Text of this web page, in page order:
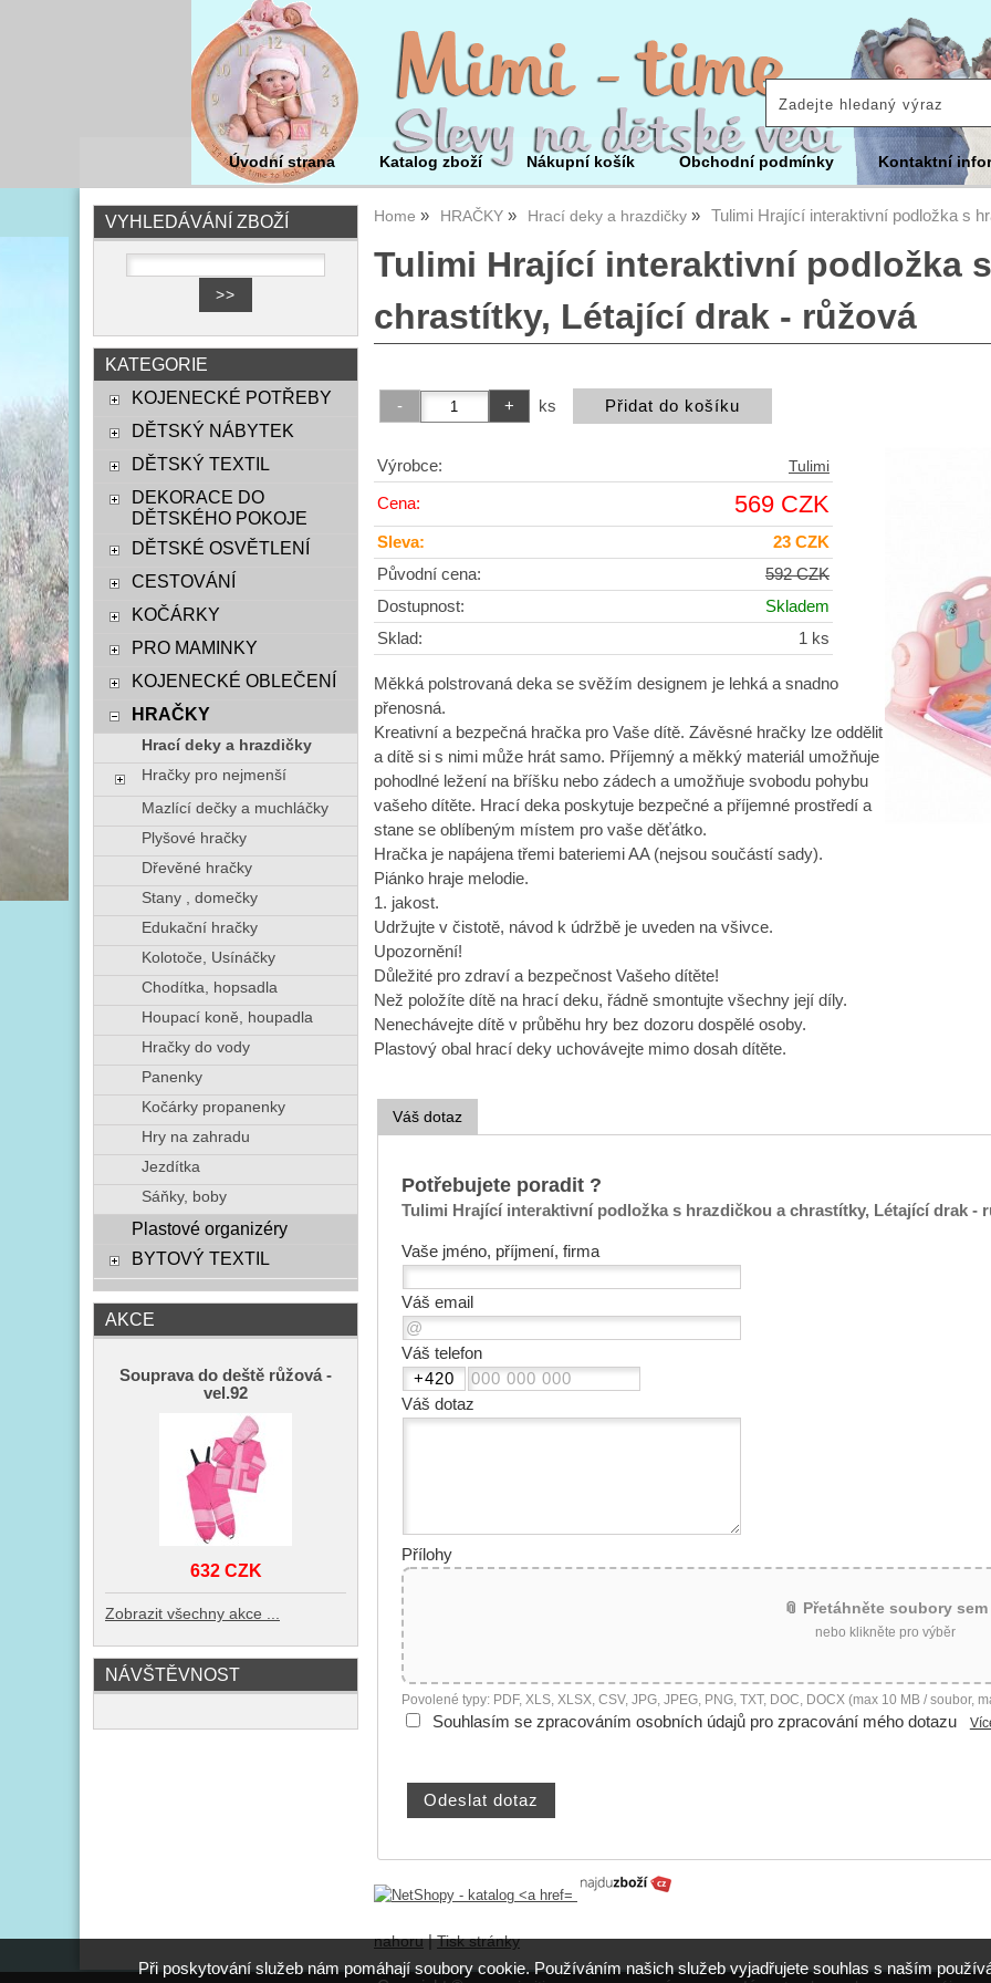
Úvodní strana Katalog zboží Nákupní košík Obchodní podmínky Kontaktní
Home HRAČKY Hrací deky a hrazdičky Tulimi Hrající interaktivní podložka s
Tulimi Hrající interaktivní podložka
chrastítky, Létající drak - růžová
ks
Výrobce: Tulimi
Cena: 569 CZK
Sleva:
23 CZK
Původní cena:
592 CZK
Dostupnost:
Skladem
Sklad:
1 ks
Měkká polstrovaná deka se svěžím designem je lehká a snadno
přenosná.
Kreativní a bezpečná hračka pro Vaše dítě. Závěsné hračky lze oddělit
a dítě si s nimi může hrát samo. Příjemný a měkký materiál umožňuje
pohodlné ležení na bříšku nebo zádech a umožňuje svobodu pohybu
vašeho dítěte. Hrací deka poskytuje bezpečné a příjemné prostředí a
stane se oblíbeným místem pro vaše děťátko.
Hračka je napájena třemi bateriemi AA (nejsou součástí sady).
Piánko hraje melodie.
1. jakost.
Udržujte v čistotě, návod k údržbě je uveden na všivce.
Upozornění!
Důležité pro zdraví a bezpečnost Vašeho dítěte!
Než položíte dítě na hrací deku, řádně smontujte všechny její díly.
Nenechávejte dítě v průběhu hry bez dozoru dospělé osoby.
Plastový obal hrací deky uchovávejte mimo dosah dítěte.
Váš dotaz
Potřebujete poradit ?
Tulimi Hrající interaktivní podložka s hrazdičkou a chrastítky, Létající drak -
Vaše jméno, příjmení, firma
Váš email
Váš telefon
Váš dotaz
Přílohy
📎 Přetáhněte soubory sem
nebo klikněte pro výběr
Povolené typy: PDF, XLS, XLSX, CSV, JPG, JPEG, PNG, TXT, DOC, DOCX (max 10 MB / soubor,
Souhlasím se zpracováním osobních údajů pro zpracování mého dotazu
nahoru|Tisk stránky
VYHLEDÁVÁNÍ ZBOŽÍ
KATEGORIE
KOJENECKÉ POTŘEBY
DĚTSKÝ NÁBYTEK
DĚTSKÝ TEXTIL
DEKORACE DO
DĚTSKÉHO POKOJE
DĚTSKÉ OSVĚTLENÍ
CESTOVÁNÍ
KOČÁRKY
PRO MAMINKY
KOJENECKÉ OBLEČENÍ
HRAČKY
Hrací deky a hrazdičky
Hračky pro nejmenší
Mazlící dečky a muchláčky
Plyšové hračky
Dřevěné hračky
Stany , domečky
Edukační hračky
Kolotoče, Usínáčky
Chodítka, hopsadla
Houpací koně, houpadla
Hračky do vody
Panenky
Kočárky propanenky
Hry na zahradu
Jezdítka
Sáňky, boby
Plastové organizéry
BYTOVÝ TEXTIL
AKCE
Souprava do deště růžová -
vel.92
632 CZK
Zobrazit všechny akce ...
NÁVŠTĚVNOST
Při poskytování služeb nám pomáhají soubory cookie. Používáním našich služeb vyjadřujete souhlas s naším